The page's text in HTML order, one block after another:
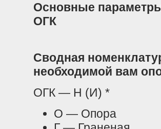
Основные
ОГК
Сводная
необходимой вам
ОГК — Н (И) *
О — Опора